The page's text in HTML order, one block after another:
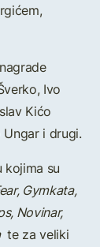
Ivo
Kićo
i drugi.
kojima su
Gymkata,
Novinar,
te za veliki